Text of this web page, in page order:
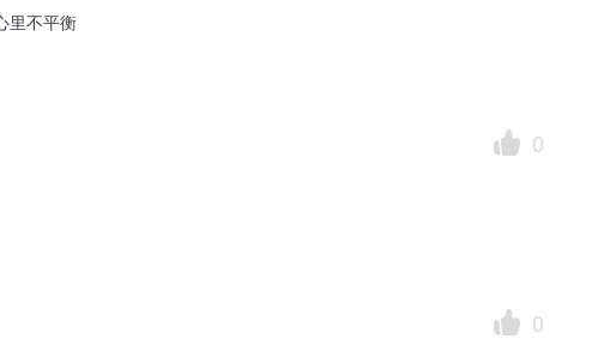
里不平衡
0
0